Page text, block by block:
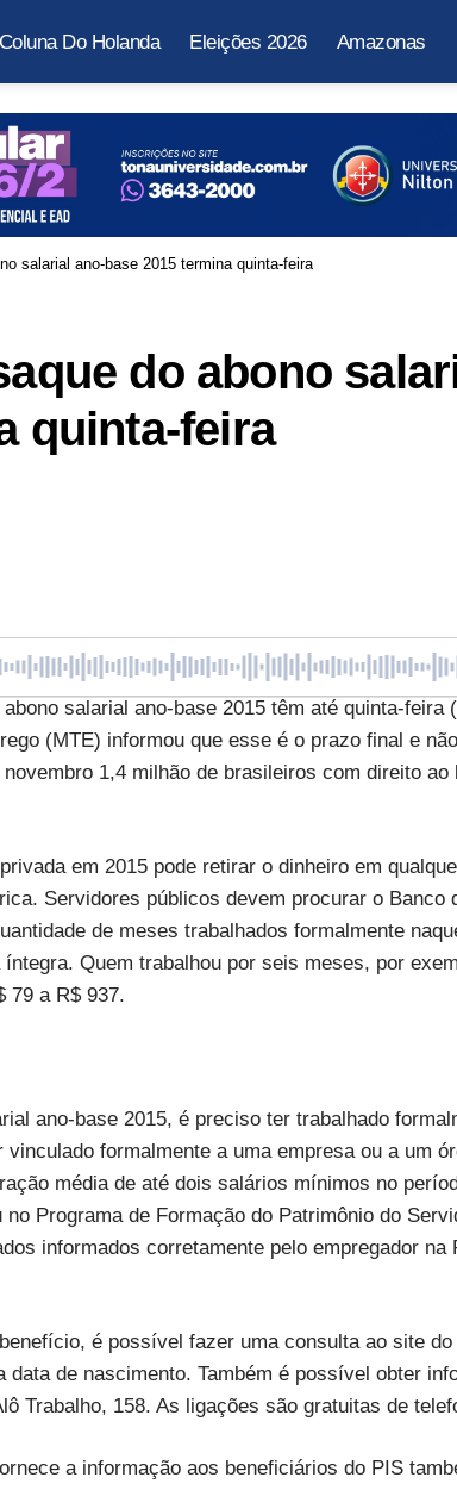
Coluna Do Holanda Eleições 2026 Amazonas
salarial ano-base 2015 termina quinta-feira
do abono
quinta-feira
salarial ano-base 2015 têm até quinta-feira
(MTE) informou que esse é o prazo final e
1,4 milhão de brasileiros com direito
em 2015 pode retirar o dinheiro em
Servidores públicos devem procurar o Banco
de meses trabalhados formalmente
Quem trabalhou por seis meses, por
79 a R$ 937.
ano-base 2015, é preciso ter trabalhado
formalmente a uma empresa ou a um
média de até dois salários mínimos no
Programa de Formação do Patrimônio do
informados corretamente pelo empregador na
é possível fazer uma consulta ao site
data de nascimento. Também é possível obter
Trabalho, 158. As ligações são gratuitas de
a informação aos beneficiários do PIS